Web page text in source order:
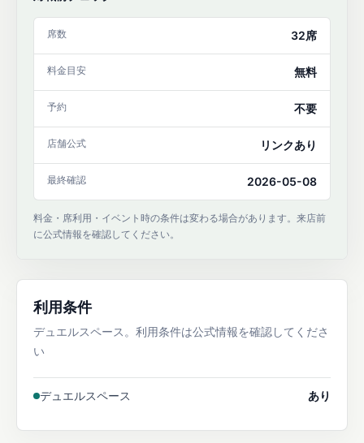
席数 32席
料金目安 無料
予約 不要
店舗公式 リンクあり
最終確認 2026-05-08
料金・席利用・イベント時の条件は変わる場合があります。来店前
に公式情報を確認してください。
利用条件
デュエルスペース。利用条件は公式情報を確認してくださ
い
デュエルスペース あり